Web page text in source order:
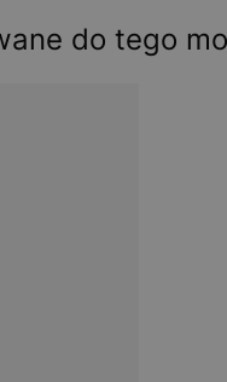
do tego